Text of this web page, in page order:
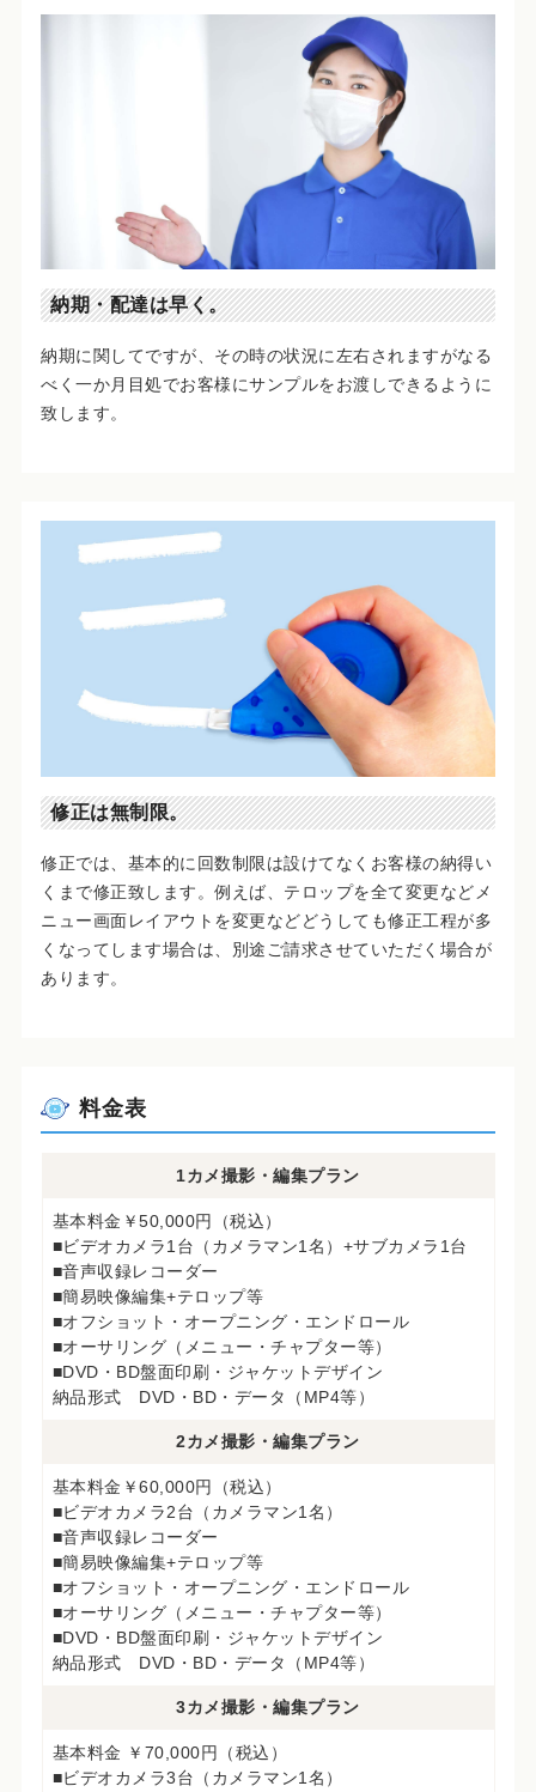
納期・配達は早く。
納期に関してですが、その時の状況に左右されますがなる
べく一か月目処でお客様にサンプルをお渡しできるように
致します。
修正は無制限。
修正では、基本的に回数制限は設けてなくお客様の納得い
くまで修正致します。例えば、テロップを全て変更などメ
ニュー画面レイアウトを変更などどうしても修正工程が多
くなってします場合は、別途ご請求させていただく場合が
あります。
料金表
1カメ撮影・編集プラン
基本料金￥50,000円（税込）
■ビデオカメラ1台（カメラマン1名）+サブカメラ1台
■音声収録レコーダー
■簡易映像編集+テロップ等
■オフショット・オープニング・エンドロール
■オーサリング（メニュー・チャプター等）
■DVD・BD盤面印刷・ジャケットデザイン
納品形式 DVD・BD・データ（MP4等）
2カメ撮影・編集プラン
基本料金￥60,000円（税込）
■ビデオカメラ2台（カメラマン1名）
■音声収録レコーダー
■簡易映像編集+テロップ等
■オフショット・オープニング・エンドロール
■オーサリング（メニュー・チャプター等）
■DVD・BD盤面印刷・ジャケットデザイン
納品形式 DVD・BD・データ（MP4等）
3カメ撮影・編集プラン
基本料金 ￥70,000円（税込）
■ビデオカメラ3台（カメラマン1名）